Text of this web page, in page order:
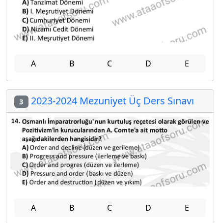
A B C D E
3 2023-2024 Mezuniyet Üç Ders Sınavı
A B C D E